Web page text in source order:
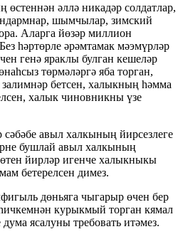
әллә никадәр солдатлар,
шымчылар, зимский
Аларга йөзәр миллион
һәртөрле әрәмтамак мәэмүрләр
генә яраклы булган кешеләр
төрмәләргә яба торган,
бетсен, халыкның һәмма
халык чиновникны үзе
авыл халкының йирсезлеге
бушлай авыл халкының
йирләр игенче халыкныкы
бетерелсен димез.
дөньяга чыгарыр өчен бер
курыкмый торган кямал
ясалуны требовать итәмез.